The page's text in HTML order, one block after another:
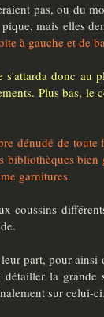
pas, ou du
mais elles
à gauche et de
donc au
Plus bas, le
dénudé de
bien
garnitures.
coussins
part, pour ainsi
la
sur celui-ci.